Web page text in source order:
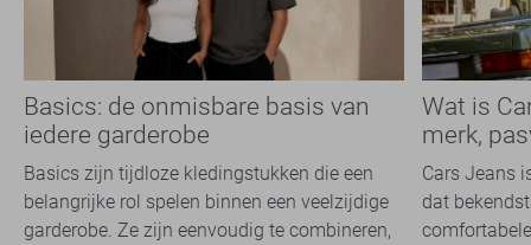
Basics: de onmisbare basis van
iedere garderobe
Basics zijn tijdloze kledingstukken die een
belangrijke rol spelen binnen een veelzijdige
garderobe. Ze zijn eenvoudig te combineren,
Wat is
merk,
Cars Jeans
dat